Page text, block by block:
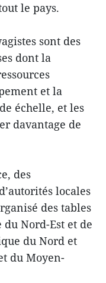
le pays.
sont des
dont la
et la
échelle, et les
davantage de
des
locales
des tables
du Nord-Est et de
du Nord et
du Moyen-